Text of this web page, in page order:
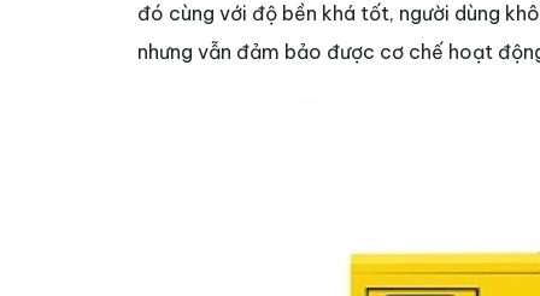
đó cùng với độ bền khá tốt, người dùng
nhưng vẫn đảm bảo được cơ chế hoạt